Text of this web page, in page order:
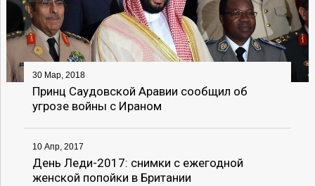
30 Мар, 2018
Принц Саудовской Аравии сообщил об
угрозе войны с Ираном
10 Апр, 2017
День Леди-2017: снимки с ежегодной
женской попойки в Британии